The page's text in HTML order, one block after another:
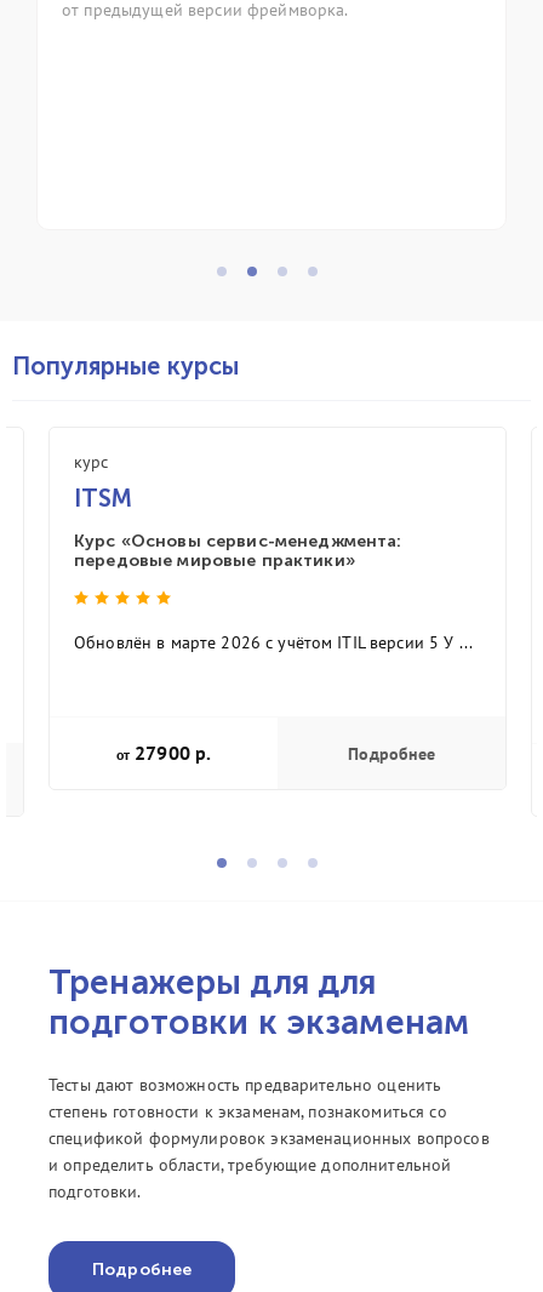
фреймворка.
фольклор as code»
Популярные курсы
курс
ITSM
Курс «Основы сервис-менеджмента:
передовые мировые практики»
Обновлён в марте 2026 с учётом ITIL версии 5 У ...
от 27900 р. Подробнее
Тренажеры для для
подготовки к экзаменам
Тесты дают возможность предварительно оценить
степень готовности к экзаменам, познакомиться со
спецификой формулировок экзаменационных вопросов
и определить области, требующие дополнительной
подготовки.
Подробнее